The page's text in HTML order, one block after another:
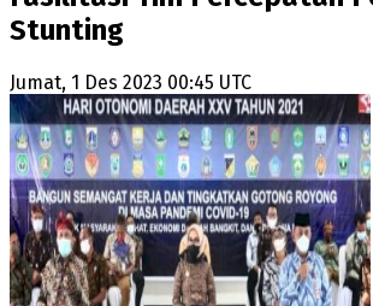
Stunting
Jumat, 1 Des 2023 00:45 UTC